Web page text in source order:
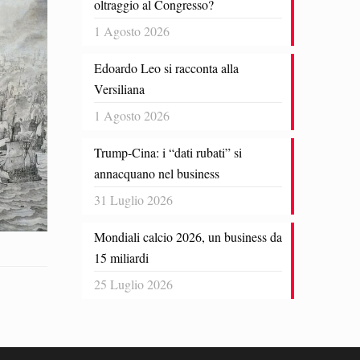
oltraggio al Congresso?
1 Agosto 2026
Edoardo Leo si racconta alla
Versiliana
1 Agosto 2026
Trump-Cina: i “dati rubati” si
annacquano nel business
31 Luglio 2026
Mondiali calcio 2026, un business da
15 miliardi
25 Luglio 2026